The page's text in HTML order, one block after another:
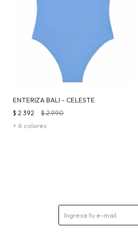
ENTERIZA BALI - CELESTE
+ 6 colores
$ 2.392 $2.990